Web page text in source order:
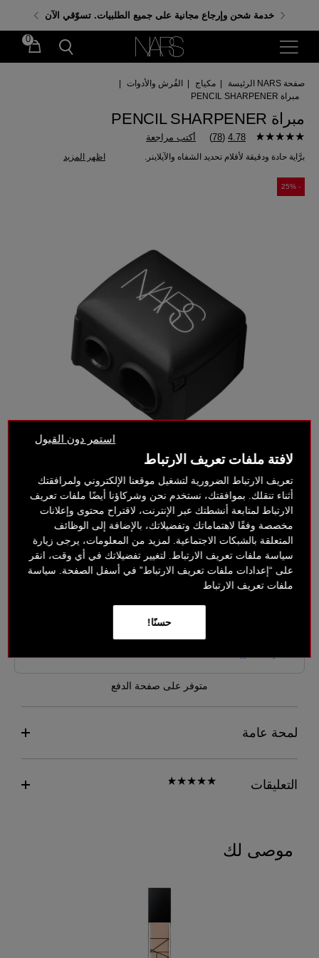
احصلي على هدايا مجانية عند إنفاق 350 د.إ. باستخدام الكود:
GIFTS
خدمة شحن وإرجاع مجانية على جميع الطلبيات. تسوّقي الآن
0
استمر دون القبول
لافتة ملفات تعريف الارتباط
تعريف الارتباط الضرورية لتشغيل موقعنا الإلكتروني ولمرافقتك
أثناء تنقلك. بموافقتك، نستخدم نحن وشركاؤنا أيضًا ملفات تعريف
الارتباط لمتابعة أنشطتك عبر الإنترنت، لاقتراح محتوى وإعلانات
مخصصة وفقًا لاهتماماتك وتفضيلاتك، بالإضافة إلى الوظائف
المتعلقة بالشبكات الاجتماعية. لمزيد من المعلومات، يرجى زيارة
سياسة ملفات تعريف الارتباط. لتغيير تفضيلاتك في أي وقت، انقر
على “إعدادات ملفات تعريف الارتباط” في أسفل الصفحة. سياسة
ملفات تعريف الارتباط
حسنًا!
صفحة NARS الرئيسة مكياج الفُرش والأدوات
مبراة PENCIL SHARPENER
مبراة PENCIL SHARPENER
4.78
(
78
) أكتب مراجعة
برَّاية حادة ودقيقة لأقلام تحديد الشفاه والآيلاينر. اظهر المزيد
- 25%
50 د.إ 37.50 د.إ
خيارات الدفع بدون فائدة
متوفر على صفحة الدفع
لمحة عامة
التعليقات
موصى لك